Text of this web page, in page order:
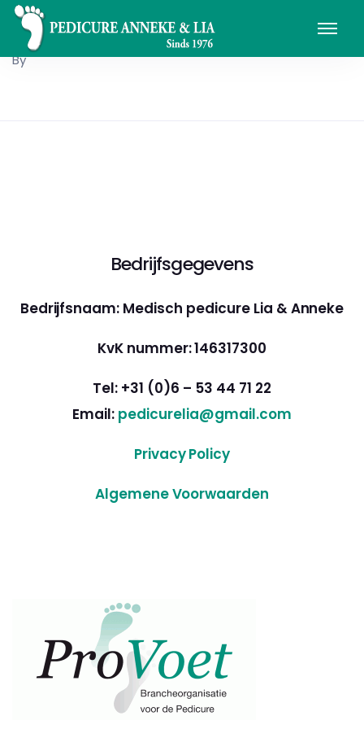
By
Bedrijfsgegevens
Bedrijfsnaam: Medisch pedicure Lia & Anneke
KvK nummer: 146317300
Tel: +31 (0)6 – 53 44 71 22
Email: pedicurelia@gmail.com
Privacy Policy
Algemene Voorwaarden